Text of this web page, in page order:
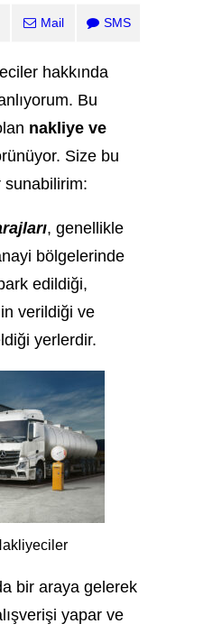
Mail SMS
hakkında
Bu
nakliye ve
Size bu
sunabilirim:
, genellikle
bölgelerinde
edildiği,
verildiği ve
yerlerdir.
bir araya gelerek
yapar ve